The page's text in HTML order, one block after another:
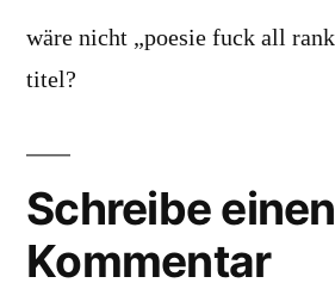
wäre nicht „poesie fuck all
titel?
Schreibe einen
Kommentar